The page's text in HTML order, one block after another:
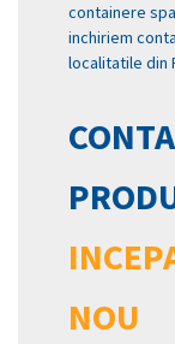
containere
inchiriem
localitatile din
NOU